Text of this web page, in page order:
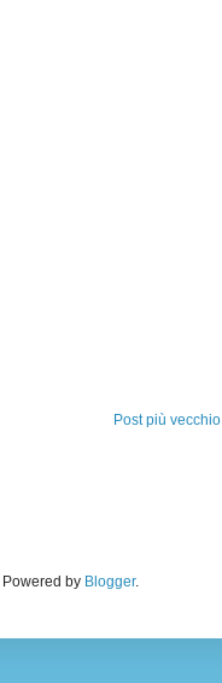
Post più vecchio
Powered by Blogger.